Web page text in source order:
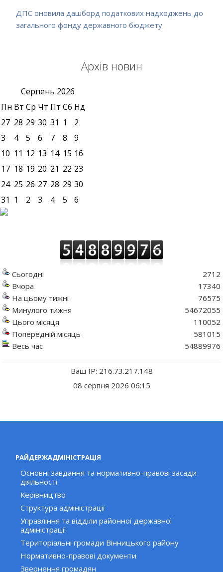
ДПС оновила дашборд податкових надходжень до
загального фонду державного бюджету
Архів новин
Серпень 2026
Пн Вт Ср Чт Пт Сб Нд
27 28 29 30 31 1
2
3
4 5 6 7 8
9
10 11 12 13 14 15 16
17 18 19 20 21 22 23
24 25 26 27 28 29 30
31 1 2 3 4 5 6
Сьогодні
Вчора
На цьому тижні
Минулого тижня
Цього місяця
Попередній місяць
Весь час
2712
17340
76575
54672055
110052
581015
54889976
Ваш IP: 216.73.217.148
08 серпня 2026 06:15
РАЙДЕРЖАДМІНІСТРАЦІЯ
Основні завдання та нормативно-правові засади
діяльності
Керівництво
Структура адміністрації
Управління та відділи районної державної
адміністрації
Територіальні громади Вінницького району
Нормативно-правові документи
Звернення громадян